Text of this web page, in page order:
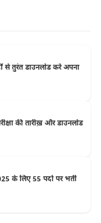
तुरंत डाउनलोड करें अपना
की तारीख़ और डाउनलोड
के लिए 55 पदों पर भर्ती